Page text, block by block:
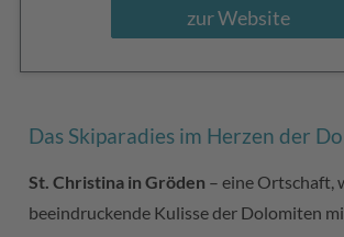
zur Website
Das Skiparadies im Herzen der
St. Christina in Gröden – eine Ortschaft,
beeindruckende Kulisse der Dolomiten